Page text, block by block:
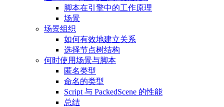
脚本在引擎中的工作原理
场景
场景组织
如何有效地建立关系
选择节点树结构
何时使用场景与脚本
匿名类型
命名的类型
Script 与 PackedScene 的性能
总结